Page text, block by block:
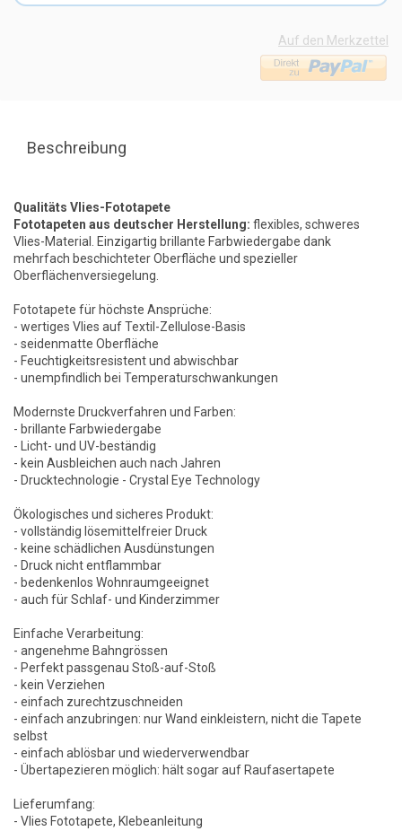
Auf den Merkzettel
Beschreibung
Qualitäts Vlies-Fototapete
Fototapeten aus deutscher Herstellung: flexibles, schweres
Vlies-Material. Einzigartig brillante Farbwiedergabe dank
mehrfach beschichteter Oberfläche und spezieller
Oberflächenversiegelung.
Fototapete für höchste Ansprüche:
- wertiges Vlies auf Textil-Zellulose-Basis
- seidenmatte Oberfläche
- Feuchtigkeitsresistent und abwischbar
- unempfindlich bei Temperaturschwankungen
Modernste Druckverfahren und Farben:
- brillante Farbwiedergabe
- Licht- und UV-beständig
- kein Ausbleichen auch nach Jahren
- Drucktechnologie - Crystal Eye Technology
Ökologisches und sicheres Produkt:
- vollständig lösemittelfreier Druck
- keine schädlichen Ausdünstungen
- Druck nicht entflammbar
- bedenkenlos Wohnraumgeeignet
- auch für Schlaf- und Kinderzimmer
Einfache Verarbeitung:
- angenehme Bahngrössen
- Perfekt passgenau Stoß-auf-Stoß
- kein Verziehen
- einfach zurechtzuschneiden
- einfach anzubringen: nur Wand einkleistern, nicht die Tapete
selbst
- einfach ablösbar und wiederverwendbar
- Übertapezieren möglich: hält sogar auf Raufasertapete
Lieferumfang:
- Vlies Fototapete, Klebeanleitung